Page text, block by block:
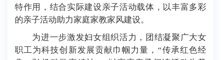
特作用，结合实际建设亲子活动载体，以丰富多彩
的亲子活动助力家庭家教家风建设。
为进一步激发妇女组织活力，团结凝聚广大女
职工为科技创新发展贡献巾帼力量，“传承红色经